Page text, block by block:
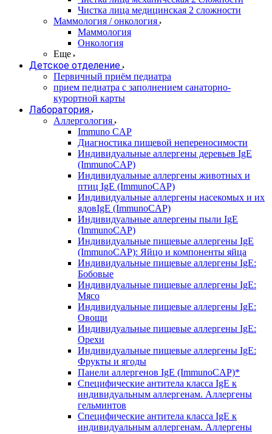
Чистка лица медицинская 2 сложности
Маммология / онкология
Маммология
Онкология
Еще
Детское отделение
Первичный приём педиатра
прием педиатра с заполнением санаторно-
курортной карты
Лаборатория
Аллергология
Immuno CAP
Диагностика пищевой непереносимости
Индивидуальные аллергены деревьев IgE
(ImmunoCAP)
Индивидуальные аллергены животных и
птиц IgE (ImmunoCAP)
Индивидуальные аллергены насекомых и их
ядовIgE (ImmunoCAP)
Индивидуальные аллергены пыли IgE
(ImmunoCAP)
Индивидуальные пищевые аллергены IgE
(ImmunoCAP): Яйцо и компоненты яйца
Индивидуальные пищевые аллергены IgE:
Бобовые
Индивидуальные пищевые аллергены IgE:
Мясо
Индивидуальные пищевые аллергены IgE:
Овощи
Индивидуальные пищевые аллергены IgE:
Орехи
Индивидуальные пищевые аллергены IgE:
Фрукты и ягоды
Панели аллергенов IgE (ImmunoCAP)*
Специфические антитела класса IgE к
индивидуальным аллергенам. Аллергены
гельминтов
Специфические антитела класса IgE к
индивидуальным аллергенам. Аллергены